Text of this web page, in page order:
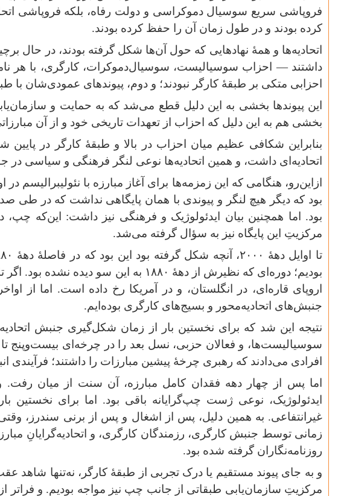
فروپاشی سریع سوسیال دموکراسی و دولت رفاه، بلکه فروپاشی
کرده بودند و در طول زمان آن را حفظ کرده بودند.
اتحادیه‌ها و همهٔ نهادهایی که حول آن‌ها شکل گرفته بودند، در حال
داشتند — احزاب سوسیالیست، سوسیال‌دموکرات، کارگری، با
احزابی متکی بر طبقهٔ کارگر نبودند؛ و دوم، پیوندهای عمودی‌شان
این پیوندها بخشی به این دلیل قطع می‌شد که به حمایت و
بخشی هم به این دلیل که احزاب از تعهدات تاریخی خود و از آن
بنابراین شکافی عظیم میان احزاب در بالا و طبقهٔ کارگر در
اتحادیه‌ای داشت، و همین اتحادیه‌ها نوعی لنگر فرهنگی و سیاسی در
ازاین‌رو، هنگامی که این زمزمه‌ها برای آغاز مبارزه با نئولیبرالیسم در
بود که دیگر هیچ لنگر و پیوندی با همان پایگاهی نداشت که در طی
بود. اما همچنین بیان ایدئولوژیک و فرهنگی نیز داشت: این‌که
مرکزیتِ این پایگاه نیز به سؤال گرفته می‌شد.
تا اوایل دههٔ ۲۰۰۰، آنچه شکل گرفته بود این بود که در فاصلهٔ دههٔ
بودیم؛ دوره‌ای که نظیرش از دههٔ ۱۸۸۰ به این سو دیده نشده بود. اگر
اروپای قاره‌ای، در انگلستان، و در آمریکا رخ داده است. اما از
جنبش‌های اتحادیه‌محور و بسیج‌های کارگری بوده‌ایم.
نتیجه این شد که برای نخستین بار از زمان شکل‌گیری جنبش
سوسیالیست‌ها، و فعالان حزبی، نسل بعد را در چرخه‌ای بیست‌وپنج
افرادی می‌دادند که رهبری چرخهٔ پیشین مبارزات را داشتند؛
اما پس از چهار دهه فقدان کامل مبارزه، آن سنت از میان
ایدئولوژیک، نوعی ژست چپ‌گرایانه باقی بود. اما برای نخستین
غیرانتفاعی. به همین دلیل، پس از اشغال و پس از برنی سندرز،
زمانی توسط جنبش کارگری، رزمندگان کارگری، و اتحادیه‌گرایانِ
روزنامه‌نگاران گرفته شده بود.
و به جای پیوند مستقیم یا درک تجربی از طبقهٔ کارگر، نه‌تنها
مرکزیتِ سازمان‌یابی طبقاتی از جانب چپ نیز مواجه بودیم. و